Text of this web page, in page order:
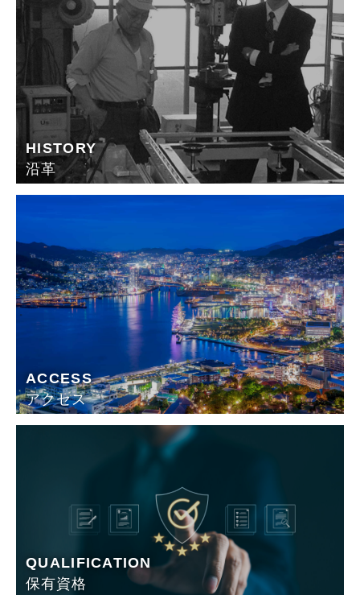
HISTORY
沿革
ACCESS
アクセス
QUALIFICATION
保有資格